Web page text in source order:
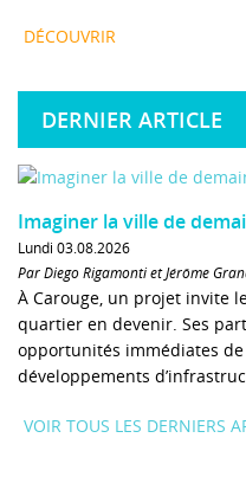
DÉCOUVRIR
DERNIER ARTICLE
Imaginer la ville de
Lundi 03.08.2026
Par Diego Rigamonti et Jérôme
À Carouge, un projet invite
quartier en devenir. Ses
opportunités immédiates
développements
VOIR TOUS LES DERNIERS